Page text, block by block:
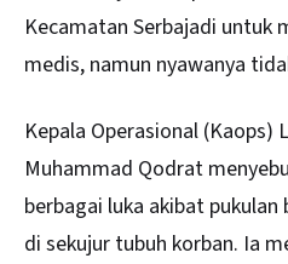
Kecamatan Serbajadi untuk
medis, namun nyawanya
Kepala Operasional (Kaops)
Muhammad Qodrat
berbagai luka akibat
di sekujur tubuh korban. Ia